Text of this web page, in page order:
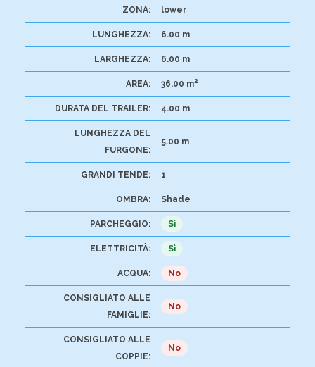
ZONA: lower
LUNGHEZZA: 6.00 m
LARGHEZZA: 6.00 m
AREA: 36.00 m2
DURATA DEL TRAILER: 4.00 m
LUNGHEZZA DEL
FURGONE:
5.00 m
GRANDI TENDE: 1
OMBRA: Shade
PARCHEGGIO: Sì
ELETTRICITÀ: Sì
ACQUA: No
CONSIGLIATO ALLE
FAMIGLIE:
No
CONSIGLIATO ALLE
COPPIE:
No